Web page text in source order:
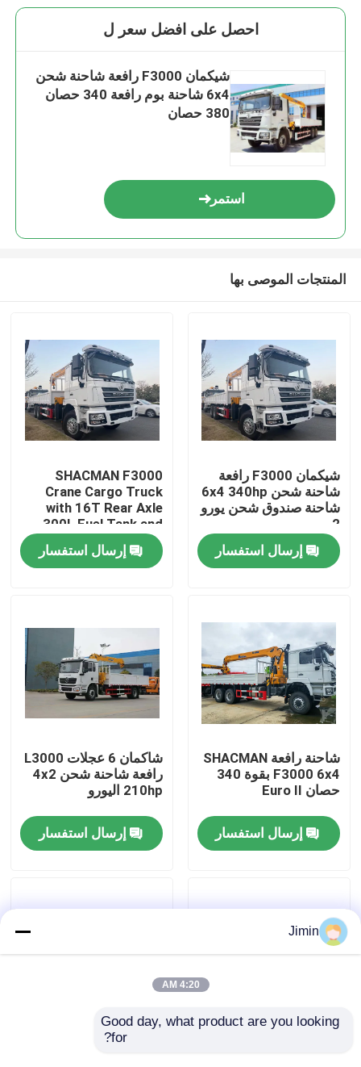
المنتجات
معلومات عنا
جولة في المعمل
رقابة جودة
اتصل بنا
أخبار
اطلب اقتباس
احصل على افضل سعر ل
شيكمان F3000 رافعة شاحنة شحن
6x4 شاحنة بوم رافعة 340 حصان
380 حصان
استمر
المنتجات الموصى بها
شيكمان F3000 رافعة
شاحنة شحن 6x4 340hp
شاحنة صندوق شحن يورو
2
إرسال استفسار
SHACMAN F3000
Crane Cargo Truck
with 16T Rear Axle
300L Fuel Tank and
WEICHAI Engine for
Heavy-Duty Lifting
إرسال استفسار
شاحنة رافعة SHACMAN
F3000 6x4 بقوة 340
حصان Euro II
إرسال استفسار
شاكمان 6 عجلات L3000
رافعة شاحنة شحن 4x2
210hp اليورو
إرسال استفسار
Jimin
4:20 AM
Good day, what product are you looking
for?